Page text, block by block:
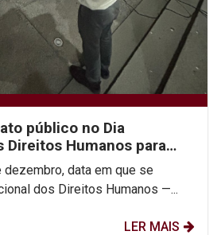
público no Dia
Direitos Humanos para
e...
dezembro, data em que se
dos Direitos Humanos —...
LER MAIS